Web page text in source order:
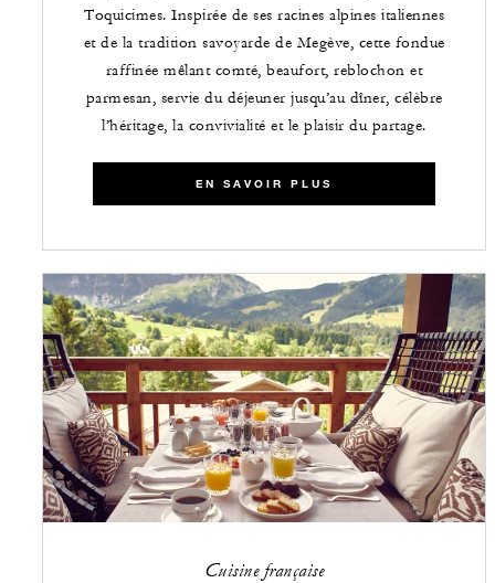
Toquicimes. Inspirée de ses racines alpines italiennes
et de la tradition savoyarde de Megève, cette fondue
raffinée mêlant comté, beaufort, reblochon et
parmesan, servie du déjeuner jusqu’au dîner, célèbre
l’héritage, la convivialité et le plaisir du partage.
EN SAVOIR PLUS
Cuisine française